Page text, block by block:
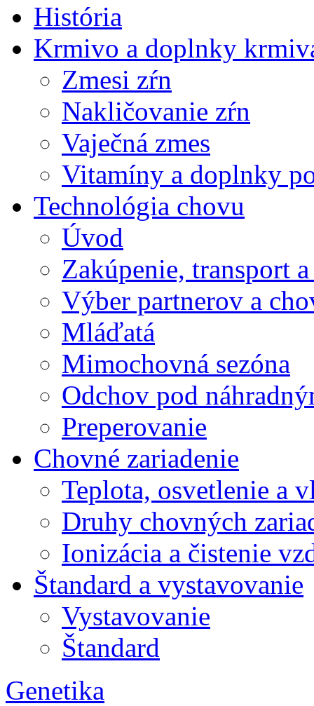
História
Krmivo a doplnky
Zmesi zŕn
Nakličovanie zŕn
Vaječná zmes
Vitamíny a doplnky
Technológia chovu
Úvod
Zakúpenie, transport
Výber partnerov a
Mláďatá
Mimochovná sezóna
Odchov pod
Preperovanie
Chovné zariadenie
Teplota, osvetlenie a
Druhy chovných
Ionizácia a čistenie
Štandard a vystavovanie
Vystavovanie
Štandard
Genetika